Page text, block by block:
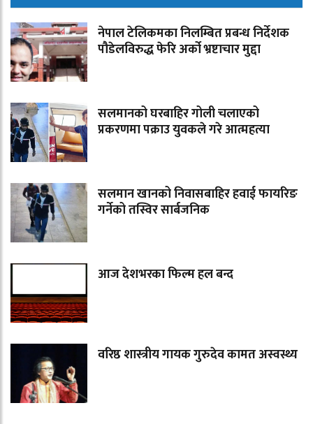
नेपाल टेलिकमका निलम्बित प्रबन्ध निर्देशक
पौडेलविरुद्ध फेरि अर्को भ्रष्टाचार मुद्दा
सलमानको घरबाहिर गोली चलाएको
प्रकरणमा पक्राउ युवकले गरे आत्महत्या
सलमान खानको निवासबाहिर हवाई फायरिङ
गर्नेको तस्विर सार्बजनिक
आज देशभरका फिल्म हल बन्द
वरिष्ठ शास्त्रीय गायक गुरुदेव कामत अस्वस्थ्य